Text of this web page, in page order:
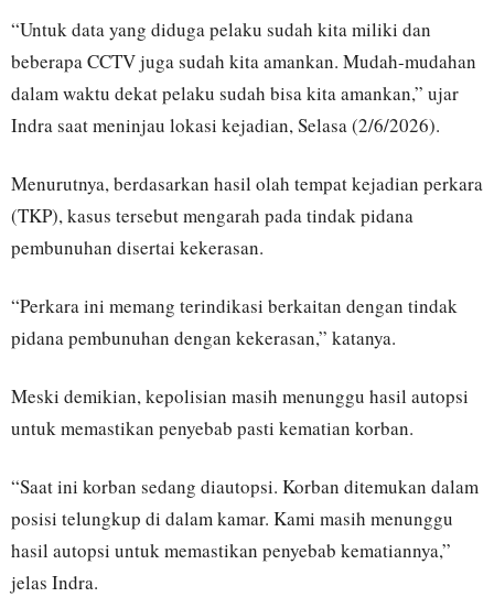
“Untuk data yang diduga pelaku sudah kita miliki dan
beberapa CCTV juga sudah kita amankan. Mudah-mudahan
dalam waktu dekat pelaku sudah bisa kita amankan,” ujar
Indra saat meninjau lokasi kejadian, Selasa (2/6/2026).
Menurutnya, berdasarkan hasil olah tempat kejadian perkara
(TKP), kasus tersebut mengarah pada tindak pidana
pembunuhan disertai kekerasan.
“Perkara ini memang terindikasi berkaitan dengan tindak
pidana pembunuhan dengan kekerasan,” katanya.
Meski demikian, kepolisian masih menunggu hasil autopsi
untuk memastikan penyebab pasti kematian korban.
“Saat ini korban sedang diautopsi. Korban ditemukan dalam
posisi telungkup di dalam kamar. Kami masih menunggu
hasil autopsi untuk memastikan penyebab kematiannya,”
jelas Indra.